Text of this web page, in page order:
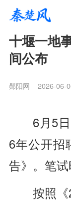
十堰一地
间公布
郧阳网 2026-06-
6月5
6年公开招
告》。 笔
按照